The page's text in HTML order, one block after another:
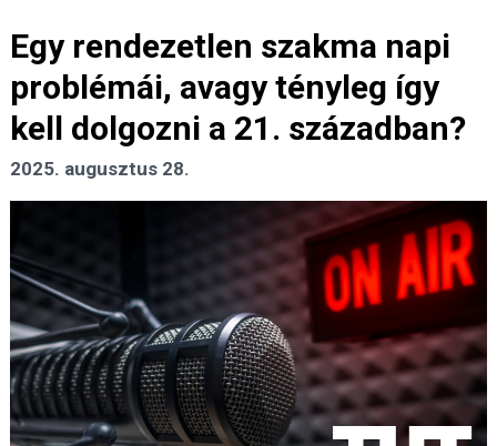
Egy rendezetlen szakma napi
problémái, avagy tényleg így
kell dolgozni a 21. században?
2025. augusztus 28.